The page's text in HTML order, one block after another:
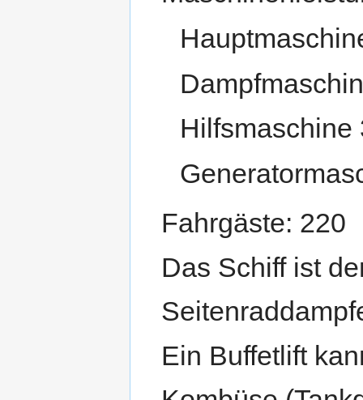
Hilfsmaschine
Fahrgäste: 220
Das Schiff ist
Ein Buffetlift